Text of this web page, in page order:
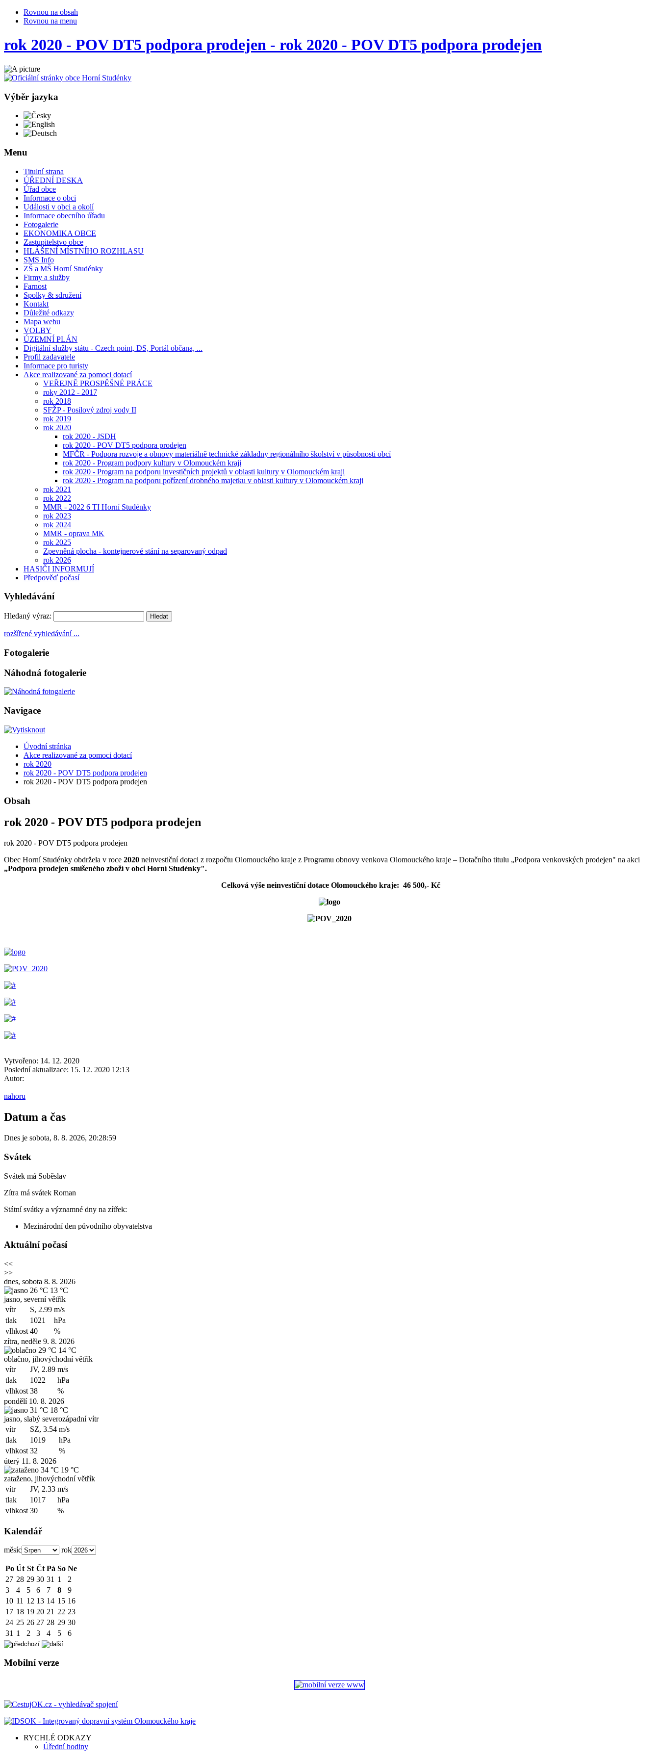
Rovnou na obsah
Rovnou na menu
rok 2020 - POV DT5 podpora prodejen - rok 2020 - POV DT5 podpora prodejen
Výběr jazyka
Česky
Menu
Titulní strana
ÚŘEDNÍ DESKA
Úřad obce
Informace o obci
Události v obci a okolí
Informace obecního úřadu
Fotogalerie
EKONOMIKA OBCE
Zastupitelstvo obce
HLÁŠENÍ MÍSTNÍHO ROZHLASU
SMS Info
ZŠ a MŠ Horní Studénky
Firmy a služby
Farnost
Spolky & sdružení
Kontakt
Důležité odkazy
Mapa webu
VOLBY
ÚZEMNÍ PLÁN
Digitální služby státu - Czech point, DS, Portál občana, ...
Profil zadavatele
Informace pro turisty
Akce realizované za pomoci dotací
VEŘEJNĚ PROSPĚŠNÉ PRÁCE
roky 2012 - 2017
rok 2018
SFŽP - Posilový zdroj vody II
rok 2019
rok 2020
rok 2020 - JSDH
rok 2020 - POV DT5 podpora prodejen
MFČR - Podpora rozvoje a obnovy materiálně technické základny regionálního školství v působnosti obcí
rok 2020 - Program podpory kultury v Olomouckém kraji
rok 2020 - Program na podporu investičních projektů v oblasti kultury v Olomouckém kraji
rok 2020 - Program na podporu pořízení drobného majetku v oblasti kultury v Olomouckém kraji
rok 2021
rok 2022
MMR - 2022 6 TI Horní Studénky
rok 2023
rok 2024
MMR - oprava MK
rok 2025
Zpevněná plocha - kontejnerové stání na separovaný odpad
rok 2026
HASIČI INFORMUJÍ
Předpověď počasí
Vyhledávání
Hledaný výraz:
rozšířené vyhledávání ...
Fotogalerie
Náhodná fotogalerie
Navigace
Úvodní stránka
Akce realizované za pomoci dotací
rok 2020
rok 2020 - POV DT5 podpora prodejen
rok 2020 - POV DT5 podpora prodejen
Obsah
rok 2020 - POV DT5 podpora prodejen
rok 2020 - POV DT5 podpora prodejen
Obec Horní Studénky obdržela v roce 2020 neinvestiční dotaci z rozpočtu Olomouckého kraje z Programu obnovy venkova Olomouckého kraje – Dotačního titulu „Podpora venkovských prodejen" na akci
„Podpora prodejen smíšeného zboží v obci Horní Studénky".
Celková výše neinvestiční dotace Olomouckého kraje: 46 500,- Kč
Vytvořeno: 14. 12. 2020
Poslední aktualizace: 15. 12. 2020 12:13
Autor:
nahoru
Datum a čas
Dnes je sobota, 8. 8. 2026, 20:28:59
Svátek
Svátek má Soběslav
Zítra má svátek Roman
Státní svátky a významné dny na zítřek:
Mezinárodní den původního obyvatelstva
Aktuální počasí
<<
>>
dnes, sobota 8. 8. 2026
26 °C 13 °C
jasno, severní větřík
vítr
S, 2.99 m/s
tlak
1021
hPa
vlhkost 40
%
zítra, neděle 9. 8. 2026
29 °C 14 °C
oblačno, jihovýchodní větřík
vítr
JV, 2.89 m/s
tlak
1022
hPa
vlhkost 38
%
pondělí 10. 8. 2026
31 °C 18 °C
jasno, slabý severozápadní vítr
vítr
SZ, 3.54 m/s
tlak
1019
hPa
vlhkost 32
%
úterý 11. 8. 2026
34 °C 19 °C
zataženo, jihovýchodní větřík
vítr
JV, 2.33 m/s
tlak
1017
hPa
vlhkost 30 %
Kalendář
měsíc rok
Po Út St Čt Pá So Ne
27 28 29 30 31 1
2
3
4 5 6 7 8
9
10 11 12 13 14 15 16
17 18 19 20 21 22 23
24 25 26 27 28 29 30
31 1 2 3 4 5 6
Mobilní verze
RYCHLÉ ODKAZY
Úřední hodiny